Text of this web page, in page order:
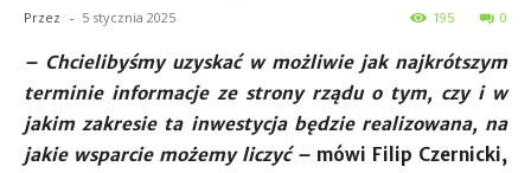
Przez - 5 stycznia 2025 0
195
– Chcielibyśmy uzyskać w możliwie jak najkrótszym
terminie informacje ze strony rządu o tym, czy i w
jakim zakresie ta inwestycja będzie realizowana, na
jakie wsparcie możemy liczyć – mówi Filip Czernicki,